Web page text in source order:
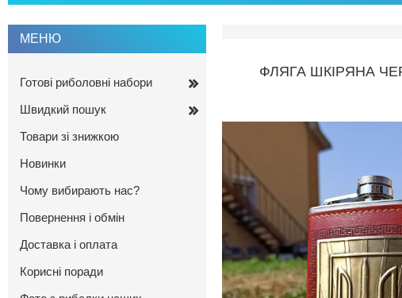
ФЛЯГА ШКІРЯНА
Готові риболовні набори
Швидкий пошук
Товари зі знижкою
Новинки
Чому вибирають нас?
Повернення і обмін
Доставка і оплата
Корисні поради